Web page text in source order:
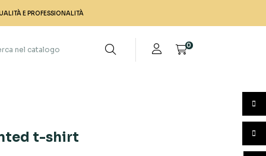
E PROFESSIONALITÀ
0
t-shirt